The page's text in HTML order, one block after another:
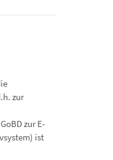
zur
zur E-
ist